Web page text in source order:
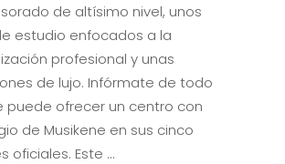
de altísimo nivel, unos
estudio enfocados a la
profesional y unas
de lujo. Infórmate de todo
puede ofrecer un centro con
de Musikene en sus cinco
oficiales. Este